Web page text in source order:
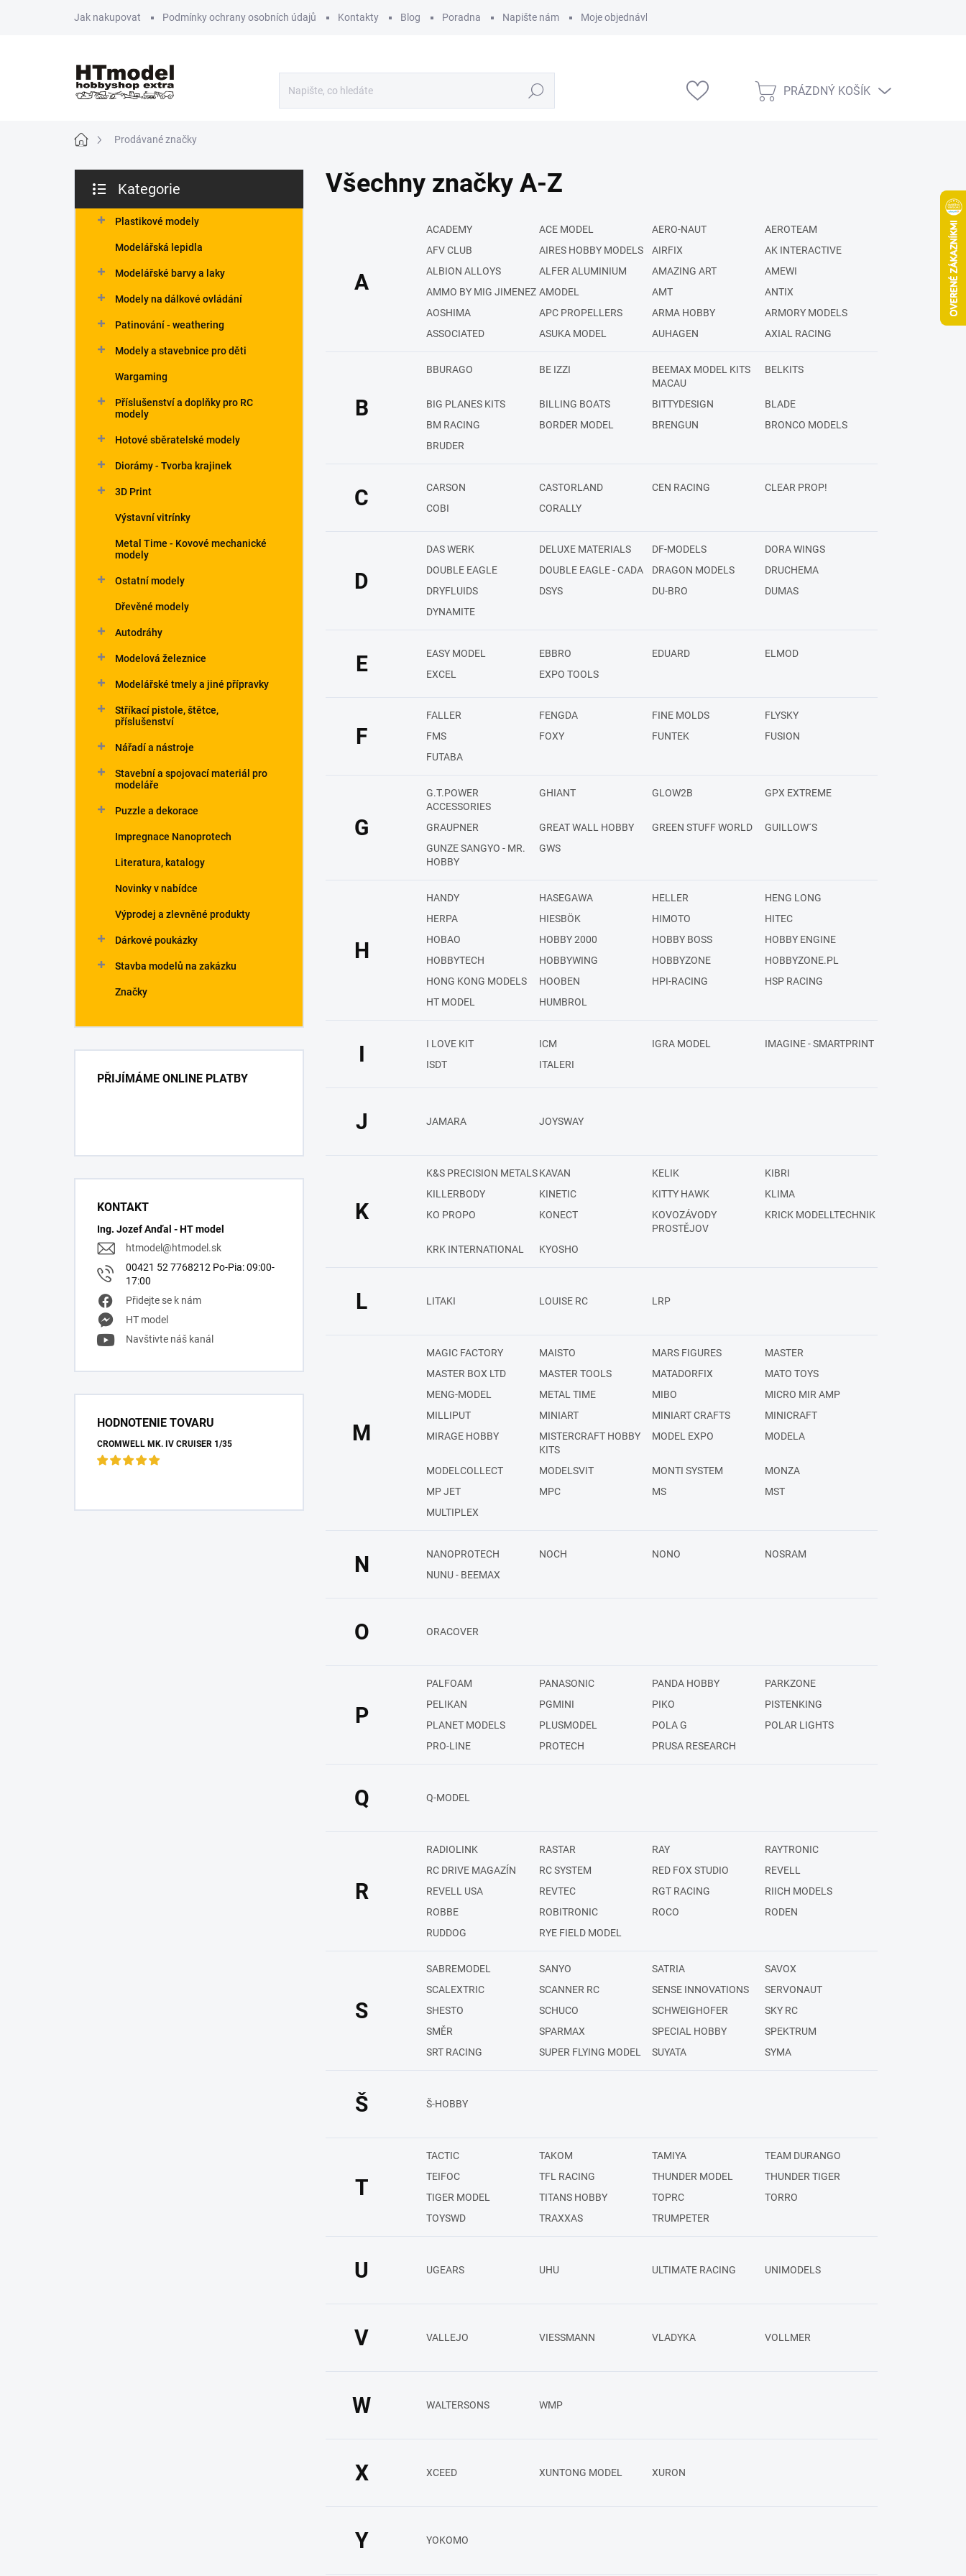
Jak nakupovat Podmínky ochrany osobních údajů Kontakty Blog Poradna Napište nám Moje objednávka
Hledat
NÁKUPNÍ
PRÁZDNÝ KOŠÍK
Domů Prodávané značky
s
kategorie
Kategorie
Plastikové modely
Modelářská lepidla
Modelářské barvy a laky
Modely na dálkové ovládání
Patinování - weathering
Modely a stavebnice pro děti
Wargaming
Příslušenství a doplňky pro RC
modely
Hotové sběratelské modely
Diorámy - Tvorba krajinek
3D Print
Výstavní vitrínky
Metal Time - Kovové mechanické
modely
Ostatní modely
Dřevěné modely
Autodráhy
Modelová železnice
Modelářské tmely a jiné přípravky
Stříkací pistole, štětce,
příslušenství
Nářadí a nástroje
Stavební a spojovací materiál pro
modeláře
Puzzle a dekorace
Impregnace Nanoprotech
Literatura, katalogy
Novinky v nabídce
Výprodej a zlevněné produkty
Dárkové poukázky
Stavba modelů na zakázku
Značky
PŘIJÍMÁME ONLINE PLATBY
KONTAKT
Ing. Jozef Anďal - HT model
htmodel@htmodel.sk
00421 52 7768212 Po-Pia: 09:00-
17:00
Přidejte se k nám
HT model
Navštivte náš kanál
HODNOTENIE TOVARU
CROMWELL MK. IV CRUISER 1/35
Všechny značky A-Z
A
ACADEMY ACE MODEL AERO-NAUT
AEROTEAM
AFV CLUB
AIRES HOBBY MODELS AIRFIX
AK INTERACTIVE
ALBION ALLOYS
ALFER ALUMINIUM AMAZING ART
AMEWI
AMMO BY MIG JIMENEZ AMODEL AMT
ANTIX
AOSHIMA
APC PROPELLERS ARMA HOBBY
ARMORY MODELS
ASSOCIATED
ASUKA MODEL AUHAGEN AXIAL RACING
B
BBURAGO BE IZZI
BEEMAX MODEL KITS
MACAU
BELKITS
BIG PLANES KITS BILLING BOATS BITTYDESIGN
BLADE
BM RACING
BORDER MODEL BRENGUN
BRONCO MODELS
BRUDER
C CARSON CASTORLAND CEN RACING
CLEAR PROP!
COBI
CORALLY
D
DAS WERK DELUXE MATERIALS DF-MODELS
DORA WINGS
DOUBLE EAGLE
DOUBLE EAGLE - CADA DRAGON MODELS
DRUCHEMA
DRYFLUIDS
DSYS DU-BRO
DUMAS
DYNAMITE
E EASY MODEL EBBRO EDUARD
ELMOD
EXCEL
EXPO TOOLS
F
FALLER FENGDA FINE MOLDS
FLYSKY
FMS
FOXY FUNTEK
FUSION
FUTABA
G
G.T.POWER
ACCESSORIES
GHIANT GLOW2B GPX EXTREME
GRAUPNER GREAT WALL HOBBY GREEN STUFF WORLD
GUILLOW´S
GUNZE SANGYO - MR.
HOBBY
GWS
H
HANDY HASEGAWA HELLER
HENG LONG
HERPA
HIESBÖK HIMOTO
HITEC
HOBAO
HOBBY 2000 HOBBY BOSS
HOBBY ENGINE
HOBBYTECH
HOBBYWING HOBBYZONE
HOBBYZONE.PL
HONG KONG MODELS
HOOBEN HPI-RACING
HSP RACING
HT MODEL
HUMBROL
I I LOVE KIT ICM IGRA MODEL
IMAGINE - SMARTPRINT
ISDT
ITALERI
J JAMARA JOYSWAY
K
K&S PRECISION METALSKAVAN KELIK
KIBRI
KILLERBODY
KINETIC KITTY HAWK
KLIMA
KO PROPO
KONECT
KOVOZÁVODY
PROSTĚJOV
KRICK MODELLTECHNIK
KRK INTERNATIONAL KYOSHO
L LITAKI LOUISE RC LRP
M
MAGIC FACTORY MAISTO MARS FIGURES
MASTER
MASTER BOX LTD
MASTER TOOLS MATADORFIX
MATO TOYS
MENG-MODEL
METAL TIME MIBO
MICRO MIR AMP
MILLIPUT
MINIART MINIART CRAFTS
MINICRAFT
MIRAGE HOBBY
MISTERCRAFT HOBBY
KITS
MODEL EXPO MODELA
MODELCOLLECT MODELSVIT MONTI SYSTEM
MONZA
MP JET
MPC MS
MST
MULTIPLEX
N NANOPROTECH NOCH NONO
NOSRAM
NUNU - BEEMAX
O ORACOVER
P
PALFOAM PANASONIC PANDA HOBBY
PARKZONE
PELIKAN
PGMINI PIKO
PISTENKING
PLANET MODELS
PLUSMODEL POLA G
POLAR LIGHTS
PRO-LINE
PROTECH PRUSA RESEARCH
Q Q-MODEL
R
RADIOLINK RASTAR RAY
RAYTRONIC
RC DRIVE MAGAZÍN
RC SYSTEM RED FOX STUDIO
REVELL
REVELL USA
REVTEC RGT RACING
RIICH MODELS
ROBBE
ROBITRONIC ROCO
RODEN
RUDDOG
RYE FIELD MODEL
S
SABREMODEL SANYO SATRIA
SAVOX
SCALEXTRIC
SCANNER RC SENSE INNOVATIONS
SERVONAUT
SHESTO
SCHUCO SCHWEIGHOFER
SKY RC
SMĚR
SPARMAX SPECIAL HOBBY
SPEKTRUM
SRT RACING
SUPER FLYING MODEL SUYATA SYMA
Š Š-HOBBY
T
TACTIC TAKOM TAMIYA
TEAM DURANGO
TEIFOC
TFL RACING THUNDER MODEL
THUNDER TIGER
TIGER MODEL
TITANS HOBBY TOPRC
TORRO
TOYSWD
TRAXXAS TRUMPETER
U UGEARS UHU ULTIMATE RACING UNIMODELS
V VALLEJO VIESSMANN VLADYKA VOLLMER
W WALTERSONS WMP
X XCEED XUNTONG MODEL XURON
Y YOKOMO